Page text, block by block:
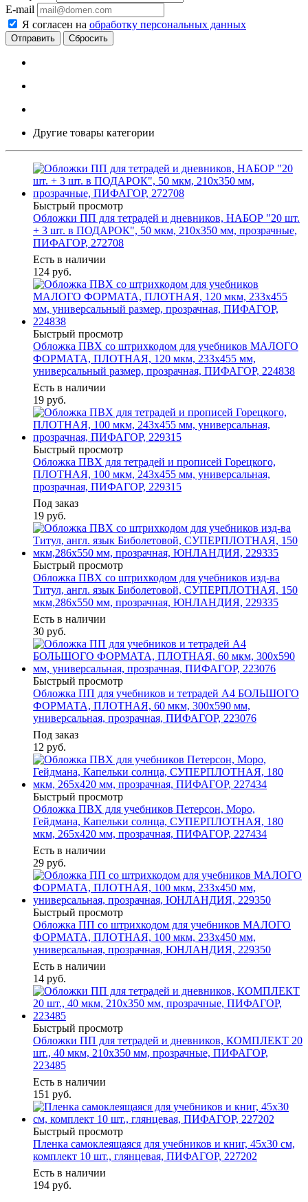
E-mail
Я согласен на обработку персональных данных
Сбросить
Другие товары категории
Быстрый просмотр
Обложки ПП для тетрадей и дневников, НАБОР "20 шт.
+ 3 шт. в ПОДАРОК", 50 мкм, 210х350 мм, прозрачные,
ПИФАГОР, 272708
Есть в наличии
124 руб.
Быстрый просмотр
Обложка ПВХ со штрихкодом для учебников МАЛОГО
ФОРМАТА, ПЛОТНАЯ, 120 мкм, 233х455 мм,
универсальный размер, прозрачная, ПИФАГОР, 224838
Есть в наличии
19 руб.
Быстрый просмотр
Обложка ПВХ для тетрадей и прописей Горецкого,
ПЛОТНАЯ, 100 мкм, 243х455 мм, универсальная,
прозрачная, ПИФАГОР, 229315
Под заказ
19 руб.
Быстрый просмотр
Обложка ПВХ со штрихкодом для учебников изд-ва
Титул, англ. язык Биболетовой, СУПЕРПЛОТНАЯ, 150
мкм,286х550 мм, прозрачная, ЮНЛАНДИЯ, 229335
Есть в наличии
30 руб.
Быстрый просмотр
Обложка ПП для учебников и тетрадей А4 БОЛЬШОГО
ФОРМАТА, ПЛОТНАЯ, 60 мкм, 300х590 мм,
универсальная, прозрачная, ПИФАГОР, 223076
Под заказ
12 руб.
Быстрый просмотр
Обложка ПВХ для учебников Петерсон, Моро,
Гейдмана, Капельки солнца, СУПЕРПЛОТНАЯ, 180
мкм, 265х420 мм, прозрачная, ПИФАГОР, 227434
Есть в наличии
29 руб.
Быстрый просмотр
Обложка ПП со штрихкодом для учебников МАЛОГО
ФОРМАТА, ПЛОТНАЯ, 100 мкм, 233х450 мм,
универсальная, прозрачная, ЮНЛАНДИЯ, 229350
Есть в наличии
14 руб.
Быстрый просмотр
Обложки ПП для тетрадей и дневников, КОМПЛЕКТ 20
шт., 40 мкм, 210х350 мм, прозрачные, ПИФАГОР,
223485
Есть в наличии
151 руб.
Быстрый просмотр
Пленка самоклеящаяся для учебников и книг, 45х30 см,
комплект 10 шт., глянцевая, ПИФАГОР, 227202
Есть в наличии
194 руб.